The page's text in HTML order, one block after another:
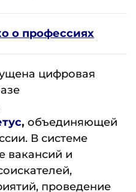
о профессиях
цифровая
, объединяющей
В системе
вакансий и
проведение